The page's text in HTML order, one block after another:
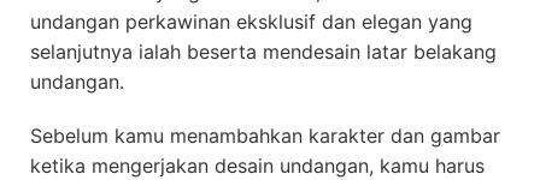
undangan perkawinan eksklusif dan elegan yang
selanjutnya ialah beserta mendesain latar belakang
undangan.
Sebelum kamu menambahkan karakter dan gambar
ketika mengerjakan desain undangan, kamu harus